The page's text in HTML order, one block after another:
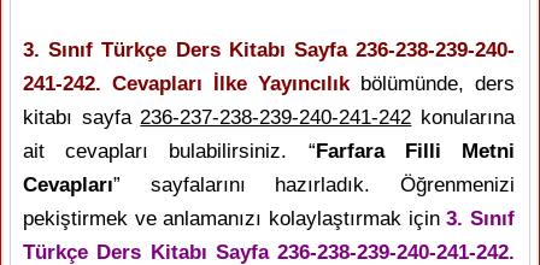
3. Sınıf Türkçe Ders Kitabı Sayfa 236-238-239-240-
241-242. Cevapları İlke Yayıncılıkbölümünde, ders
kitabı sayfa236-237-238-239-240-241-242 konularına
ait cevapları bulabilirsiniz. “Farfara Filli Metni
Cevapları” sayfalarını hazırladık. Öğrenmenizi
pekiştirmek ve anlamanızı kolaylaştırmak için3. Sınıf
Türkçe Ders Kitabı Sayfa 236-238-239-240-241-242.